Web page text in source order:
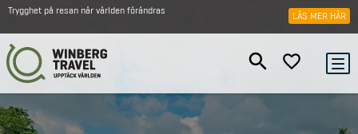
Trygghet på resan när världen förändras LÄS MER HÄR